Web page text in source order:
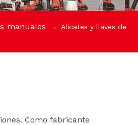
manuales
Alicates y llaves de
Como fabricante